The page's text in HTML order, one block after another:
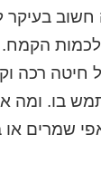
בעיקר
לכמות הקמח.
חיטה רכה
בו.
שמרים או